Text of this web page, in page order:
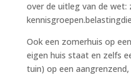
over de uitleg van de wet:
Ook een zomerhuis op
eigen huis staat en zelfs
tuin) op een